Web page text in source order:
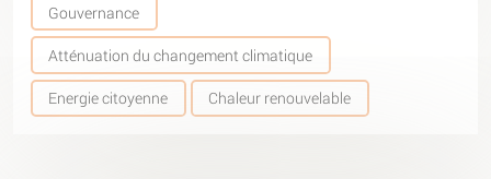
Gouvernance
Atténuation du changement climatique
Energie citoyenne Chaleur renouvelable